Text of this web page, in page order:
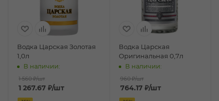
Водка Царская Золотая
1,0л
В наличии:
1 560 ₽/шт
1 267.67 ₽/шт
Водка Царская
Оригинальная 0,7л
В наличии:
960 ₽/шт
764.17 ₽/шт